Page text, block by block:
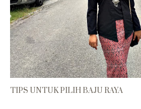
TIPS UNTUK PILIH BAJU RAYA